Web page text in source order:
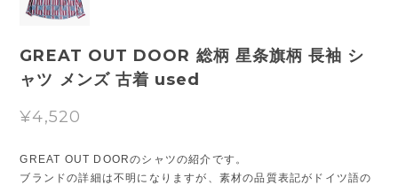
GREAT OUT DOOR 総柄 星条旗柄 長袖 シ
ャツ メンズ 古着 used
¥4,520
GREAT OUT DOORのシャツの紹介です。
ブランドの詳細は不明になりますが、素材の品質表記がドイツ語の